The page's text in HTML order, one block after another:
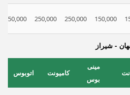
150,000
250,000
250,000
350,000
- شیراز
مینی
بوس
کامیونت اتوبوس